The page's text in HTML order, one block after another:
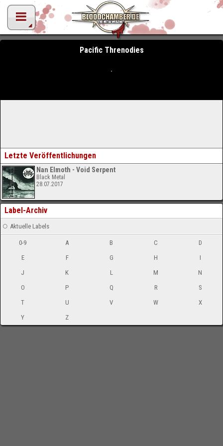
Pacific Threnodies
Letzte Veröffentlichungen
Nan Elmoth - Void Serpent
Black Metal
28.07.2017
Label-Archiv
Aktuelle Labels
0-9 A B C
D
E
F G H
I
J
K L M
N
O
P Q R
S
T
U V W
X
Y
Z